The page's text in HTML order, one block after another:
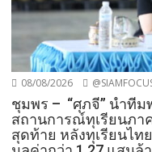
08/08/2026
ชุมพร – “ศุภจี” นำที
สถานการณ์ทุเรียนภา
สุดท้าย หลังทุเรียนไท